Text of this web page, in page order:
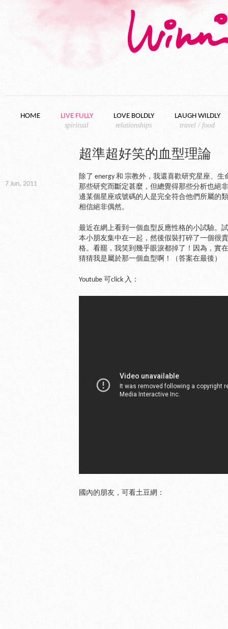
HOME
LIVE FULLY
spiritual
LOVE BOLDLY
relationships
LAUGH WILDLY
travel / food
7 Jun, 2011
超準超好笑的血型理論
除了 energy 和 宗教外，我還喜歡研究星座、
那些研究而斷定甚麼，但總覺得那些分析也絕
邊某個星座或號碼的人是完全符合他們所屬的
相信絕非偶然。
最近在網上看到一個血型反應性格的小試驗。
本小朋友集中在一起，然後假裝打碎了一個很
格。看罷，我笑到幾乎眼淚都掉了！因為，實
猜猜我是屬於那一個血型啊！（答案在最後）
Youtube 可click 入：
國內的朋友，可看土豆網：